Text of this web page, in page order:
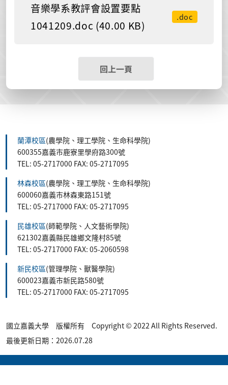
音樂學系教評會設置要點
1041209.doc (40.00 KB)
.doc
回上一頁
蘭潭校區(農學院、理工學院、生命科學院)
600355嘉義市鹿寮里學府路300號
TEL: 05-2717000 FAX: 05-2717095
林森校區(農學院、理工學院、生命科學院)
600060嘉義市林森東路151號
TEL: 05-2717000 FAX: 05-2717095
民雄校區(師範學院、人文藝術學院)
621302嘉義縣民雄鄉文隆村85號
TEL: 05-2717000 FAX: 05-2060598
新民校區(管理學院、獸醫學院)
600023嘉義市新民路580號
TEL: 05-2717000 FAX: 05-2717095
國立嘉義大學 版權所有 Copyright © 2022 All Rights Reserved.
最後更新日期：2026.07.28